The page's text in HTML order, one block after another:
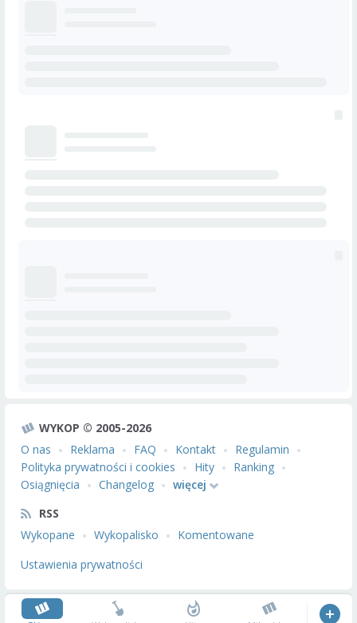
WYKOP © 2005-2026
O nas
Reklama FAQ Kontakt
Regulamin
Polityka prywatności i cookies
Hity
Ranking
Osiągnięcia
Changelog
więcej
RSS
Wykopane
Wykopalisko
Komentowane
Ustawienia prywatności